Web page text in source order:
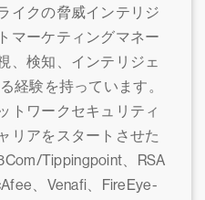
イクの脅威インテリジ
マーケティングマネー
、検知、インテリジェ
経験を持っています。
トワークセキュリティ
リアをスタートさせた
Tippingpoint、RSA
、Venafi、FireEye-